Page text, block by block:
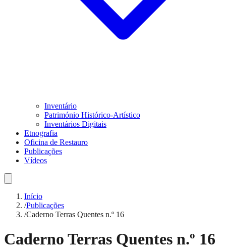
Inventário
Património Histórico-Artístico
Inventários Digitais
Etnografia
Oficina de Restauro
Publicações
Vídeos
Início
/Publicações
/Caderno Terras Quentes n.º 16
Caderno Terras Quentes n.º 16